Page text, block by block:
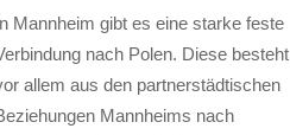
Mannheim gibt es eine starke feste
nach Polen. Diese besteht
allem aus den partnerstädtischen
Mannheims nach